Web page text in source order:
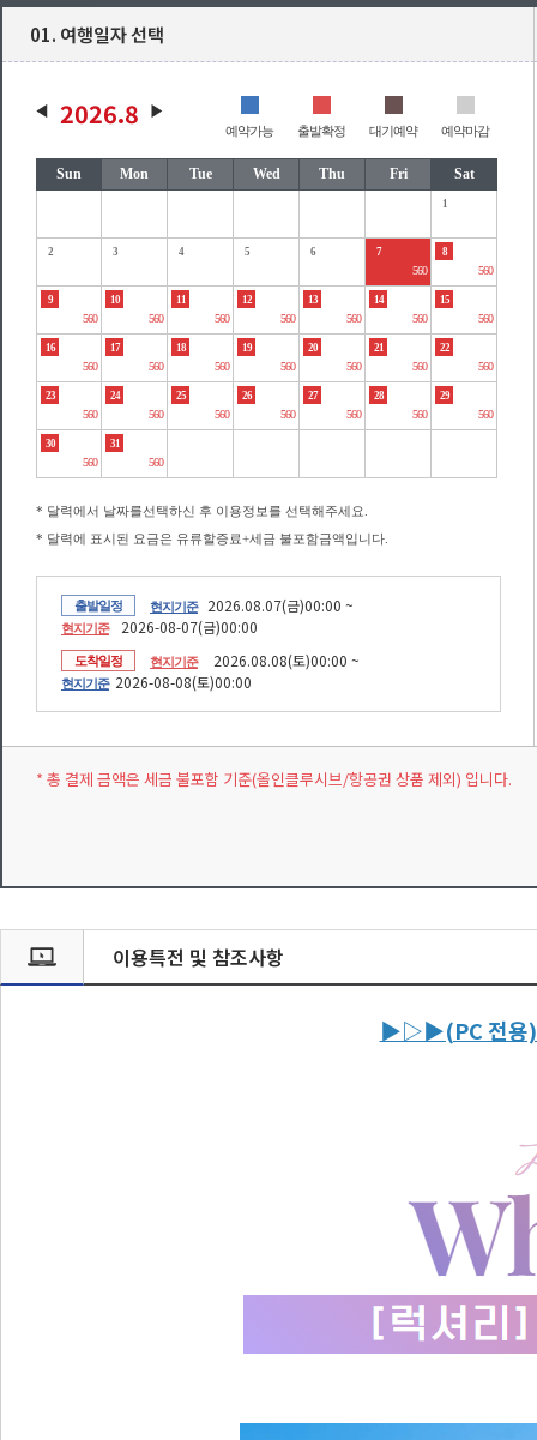
01. 여행일자 선택
2026.8 예약가능 출발확정 대기예약 예약마감
Sun Mon Tue Wed Thu Fri Sat
1
2 3 4 5 6 7
560
8
560
9
560
10
560
11
560
12
560
13
560
14
560
15
560
16
560
17
560
18
560
19
560
20
560
21
560
22
560
23
560
24
560
25
560
26
560
27
560
28
560
29
560
30
560
31
560
* 달력에서 날짜를선택하신 후 이용정보를 선택해주세요.
* 달력에 표시된 요금은 유류할증료+세금 불포함금액입니다.
출발일정 현지기준 2026.08.07(금)00:00 ~
현지기준 2026-08-07(금)00:00
도착일정 현지기준 2026.08.08(토)00:00 ~
현지기준 2026-08-08(토)00:00
* 총 결제 금액은 세금 불포함 기준(올인클루시브/항공권 상품 제외) 입니다.
이용특전 및 참조사항
▶▷▶(PC 전